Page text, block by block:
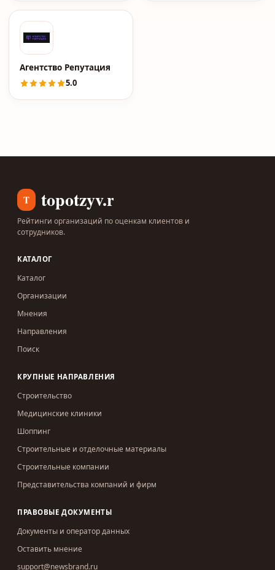
Агентство Репутация
5.0
T topotzyv.ru
Рейтинги организаций по оценкам клиентов и
сотрудников.
КАТАЛОГ
Каталог
Организации
Мнения
Направления
Поиск
КРУПНЫЕ НАПРАВЛЕНИЯ
Строительство
Медицинские клиники
Шоппинг
Строительные и отделочные материалы
Строительные компании
Представительства компаний и фирм
ПРАВОВЫЕ ДОКУМЕНТЫ
Документы и оператор данных
Оставить мнение
support@newsbrand.ru